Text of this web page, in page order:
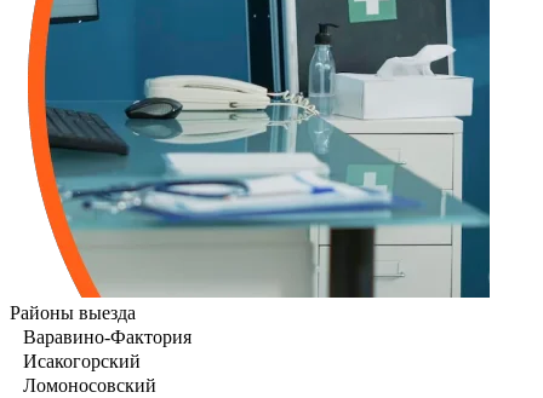
Районы выезда
Варавино-Фактория
Исакогорский
Ломоносовский